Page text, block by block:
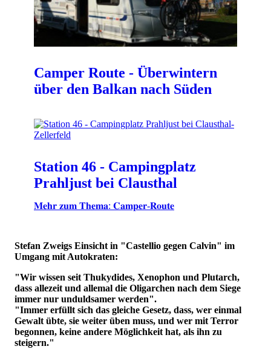
Camper Route - Überwintern
über den Balkan nach Süden
Station 46 - Campingplatz
Prahljust bei Clausthal
𝐌𝐞𝐡𝐫 𝐳𝐮𝐦 𝐓𝐡𝐞𝐦𝐚: 𝐂𝐚𝐦𝐩𝐞𝐫-𝐑𝐨𝐮𝐭𝐞
Stefan Zweigs Einsicht in "Castellio gegen Calvin" im
Umgang mit Autokraten:
"Wir wissen seit Thukydides, Xenophon und Plutarch,
dass allezeit und allemal die Oligarchen nach dem Siege
immer nur unduldsamer werden".
"Immer erfüllt sich das gleiche Gesetz, dass, wer einmal
Gewalt übte, sie weiter üben muss, und wer mit Terror
begonnen, keine andere Möglichkeit hat, als ihn zu
steigern."